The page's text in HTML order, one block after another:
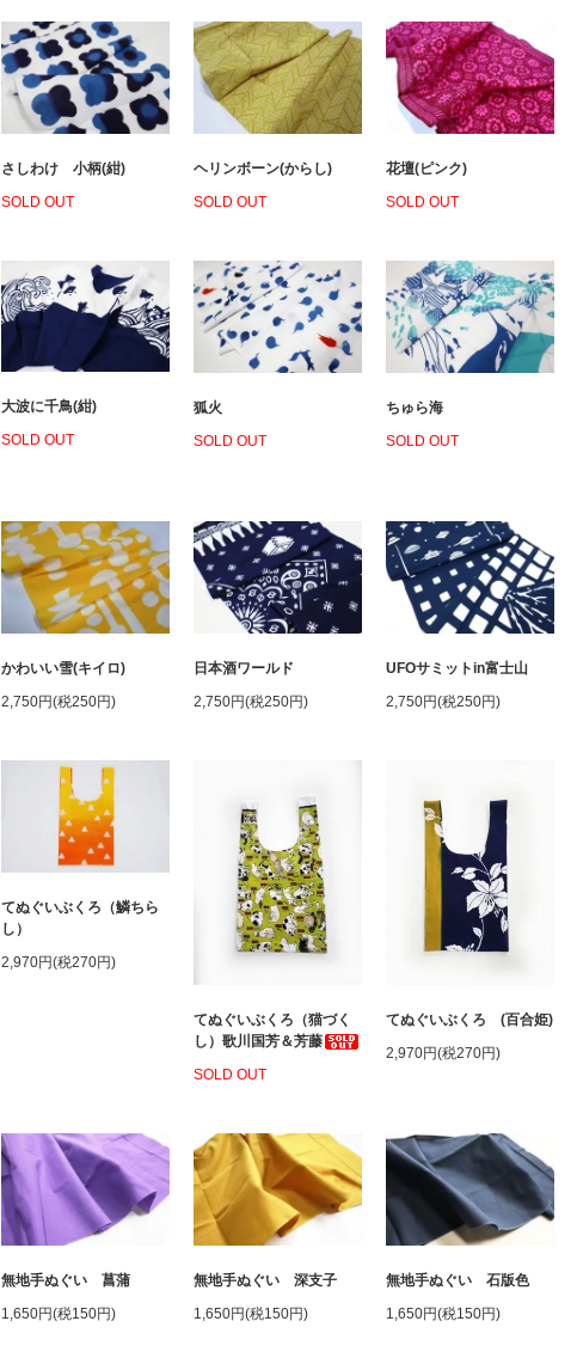
さしわけ 小柄(紺)
SOLD OUT
ヘリンボーン(からし)
SOLD OUT
花壇(ピンク)
SOLD OUT
大波に千鳥(紺)
SOLD OUT
狐火
SOLD OUT
ちゅら海
SOLD OUT
かわいい雪(キイロ)
2,750円(税250円)
日本酒ワールド
2,750円(税250円)
UFOサミットin富士山
2,750円(税250円)
てぬぐいぶくろ（鱗ちら
し）
2,970円(税270円)
てぬぐいぶくろ（猫づく
し）歌川国芳＆芳藤
SOLD OUT
てぬぐいぶくろ (百合姫)
2,970円(税270円)
無地手ぬぐい 菖蒲
1,650円(税150円)
無地手ぬぐい 深支子
1,650円(税150円)
無地手ぬぐい 石版色
1,650円(税150円)